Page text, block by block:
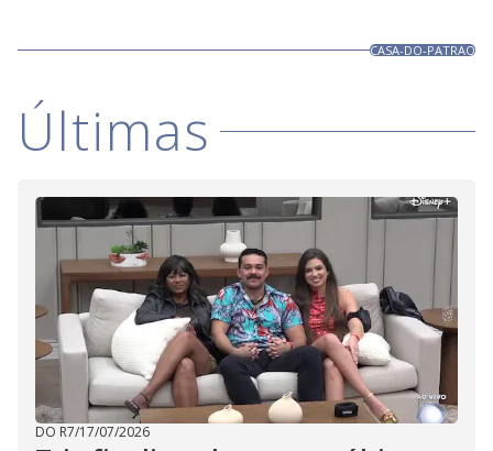
CASA-DO-PATRAO
Últimas
DO R7/17/07/2026